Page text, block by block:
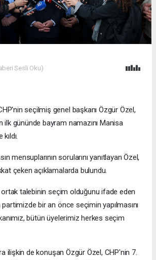
Sesli Oku)
seçilmiş genel başkanı Özgür Özel,
ilk gününde bayram namazını Manisa
mensuplarının sorularını yanıtlayan Özel,
çeken açıklamalarda bulundu.
ortak talebinin seçim olduğunu ifade eden
bir an önce seçimin yapılmasını
bütün üyelerimiz herkes seçim
ilişkin de konuşan Özgür Özel, CHP'nin 7.